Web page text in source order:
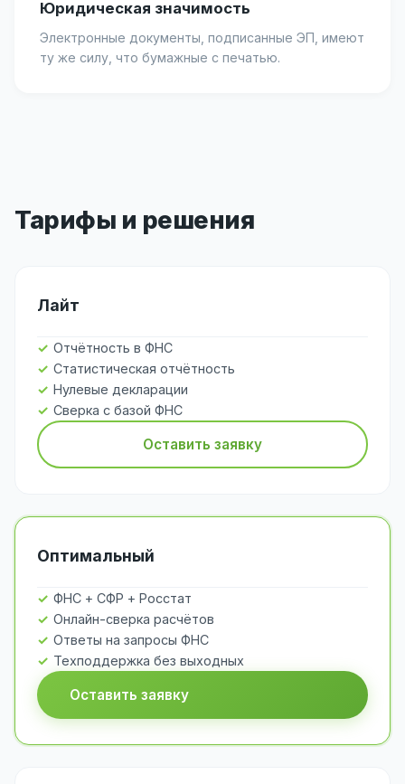
Юридическая значимость
Электронные документы, подписанные ЭП, имеют
ту же силу, что бумажные с печатью.
Тарифы и решения
Лайт
Отчётность в ФНС
Статистическая отчётность
Нулевые декларации
Сверка с базой ФНС
Оставить заявку
Оптимальный
ФНС + СФР + Росстат
Онлайн-сверка расчётов
Ответы на запросы ФНС
Техподдержка без выходных
Оставить заявку